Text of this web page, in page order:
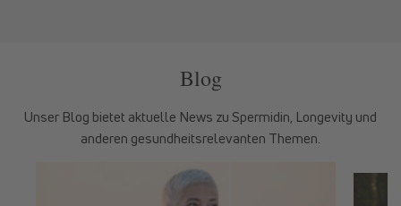
Blog
Unser Blog bietet aktuelle News zu Spermidin, Longevity und
anderen gesundheitsrelevanten Themen.